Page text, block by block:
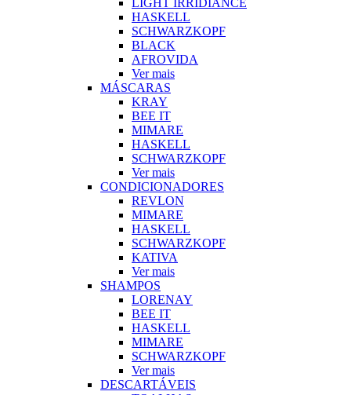
HASKELL
SCHWARZKOPF
BLACK
AFROVIDA
Ver mais
MÁSCARAS
KRAY
BEE IT
MIMARE
HASKELL
SCHWARZKOPF
Ver mais
CONDICIONADORES
REVLON
MIMARE
HASKELL
SCHWARZKOPF
KATIVA
Ver mais
SHAMPOS
LORENAY
BEE IT
HASKELL
MIMARE
SCHWARZKOPF
Ver mais
DESCARTÁVEIS